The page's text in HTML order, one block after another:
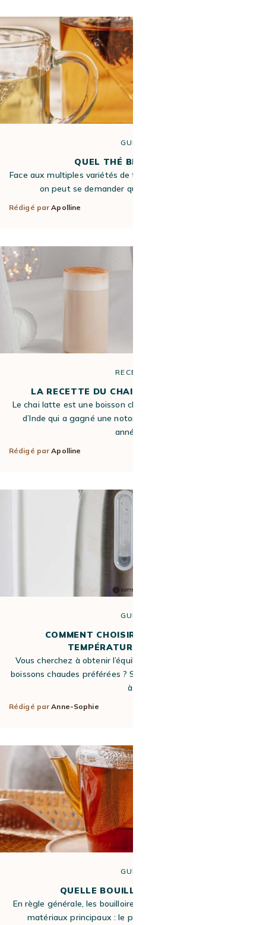
GUIDE
QUEL THÉ BIO CHOISIR ?
Face aux multiples variétés de thé bio proposés sur le marché,
on peut se demander quel thé bio choisir pour…
Rédigé parApolline
RECETTE
LA RECETTE DU CHAI LATTE À LA VANILLE
Le chai latte est une boisson chaude et aromatique originaire
d’Inde qui a gagné une notoriété mondiale ces dernières
années.…
Rédigé parApolline
GUIDE
COMMENT CHOISIR SA BOUILLOIRE À
TEMPÉRATURE RÉGLABLE ?
Vous cherchez à obtenir l’équilibre parfait en tasse pour vos
boissons chaudes préférées ? Souvent, cela sera facilité grâce
à…
Rédigé parAnne-Sophie
GUIDE
QUELLE BOUILLOIRE CHOISIR ?
En règle générale, les bouilloires sont fabriquées à partir de 3
matériaux principaux : le plastique, le verre et l’acier…